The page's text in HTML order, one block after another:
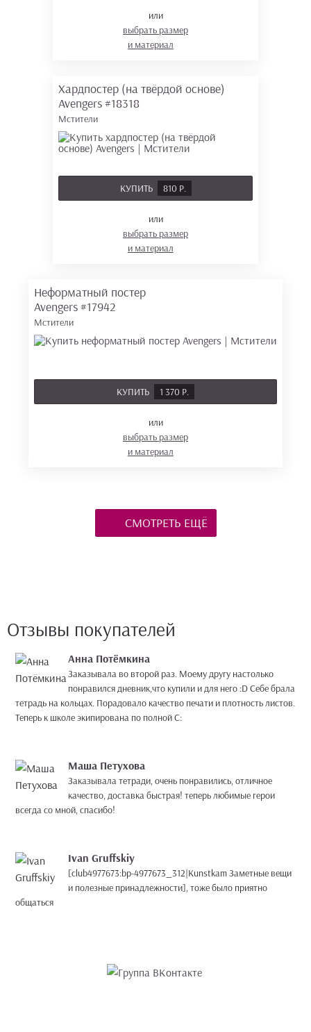
или
выбрать размер
и материал
Хардпостер (на твёрдой основе)
Avengers #18318
Мстители
КУПИТЬ 810 Р.
или
выбрать размер
и материал
Неформатный постер
Avengers #17942
Мстители
КУПИТЬ 1 370 Р.
или
выбрать размер
и материал
СМОТРЕТЬ ЕЩЁ
Отзывы покупателей
Анна Потёмкина
Заказывала во второй раз. Моему другу настолько
понравился дневник,что купили и для него :D Себе брала
тетрадь на кольцах. Порадовало качество печати и плотность листов.
Теперь к школе экипирована по полной С:
Маша Петухова
Заказывала тетради, очень понравились, отличное
качество, доставка быстрая! теперь любимые герои
всегда со мной, спасибо!
Ivan Gruffskiy
[club4977673:bp-4977673_312|Kunstkam Заметные вещи
и полезные принадлежности], тоже было приятно
общаться